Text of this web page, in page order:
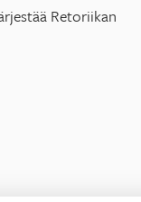
Retoriikan